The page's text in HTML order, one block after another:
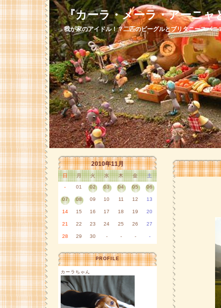
『カーラ・メーラ・アーニャ
我が家のアイドル！？二匹のビーグルとブリタニースパニ
2010年11月
日 月 火 水 木 金 土
- 01 02 03 04 05 06
07 08 09 10 11 12 13
14 15 16 17 18 19 20
21 22 23 24 25 26 27
28 29 30 - - - -
PROFILE
カーラちゃん